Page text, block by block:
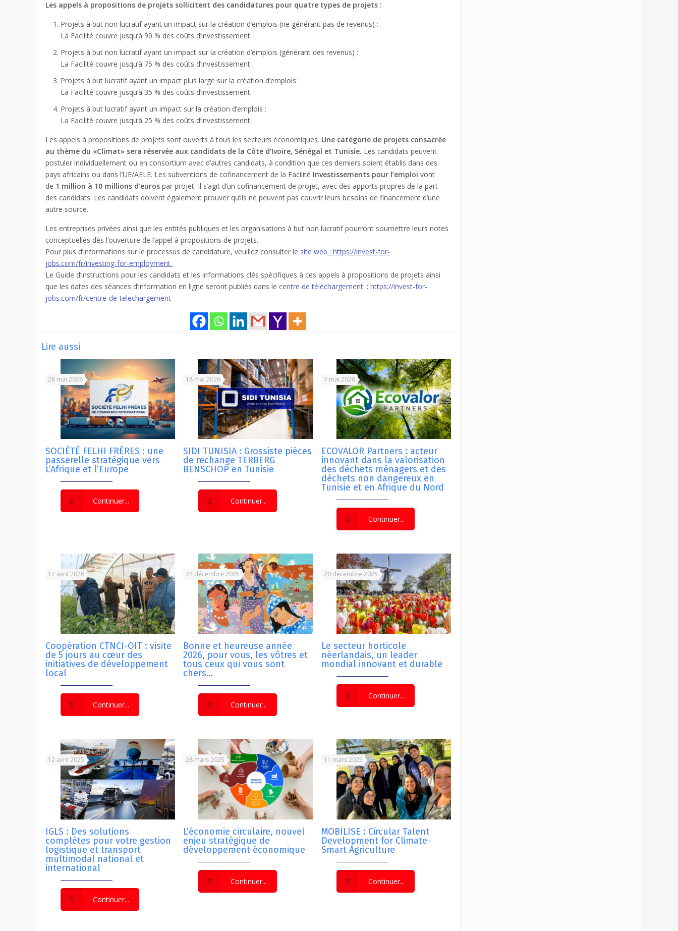
Les appels à propositions de projets sollicitent des candidatures pour quatre types de projets :
Projets à but non lucratif ayant un impact sur la création d’emplois (ne générant pas de revenus) :
La Facilité couvre jusqu’à 90 % des coûts d’investissement.
Projets à but non lucratif ayant un impact sur la création d’emplois (générant des revenus) :
La Facilité couvre jusqu’à 75 % des coûts d’investissement.
Projets à but lucratif ayant un impact plus large sur la création d’emplois :
La Facilité couvre jusqu’à 35 % des coûts d’investissement.
Projets à but lucratif ayant un impact sur la création d’emplois :
La Facilité couvre jusqu’à 25 % des coûts d’investissement.
Les appels à propositions de projets sont ouverts à tous les secteurs économiques. Une catégorie de projets consacrée
au thème du «Climat» sera réservée aux candidats de la Côte d’Ivoire, Sénégal et Tunisie. Les candidats peuvent
postuler individuellement ou en consortium avec d’autres candidats, à condition que ces derniers soient établis dans des
pays africains ou dans l’UE/AELE. Les subventions de cofinancement de la Facilité Investissements pour l’emploi vont
de 1 million à 10 millions d’euros par projet. Il s’agit d’un cofinancement de projet, avec des apports propres de la part
des candidats. Les candidats doivent également prouver qu’ils ne peuvent pas couvrir leurs besoins de financement d’une
autre source.
Les entreprises privées ainsi que les entités publiques et les organisations à but non lucratif pourront soumettre leurs notes
conceptuelles dès l’ouverture de l’appel à propositions de projets.
Pour plus d’informations sur le processus de candidature, veuillez consulter le site web :https://invest-for-
jobs.com/fr/investing-for-employment
Le Guide d’instructions pour les candidats et les informations clés spécifiques à ces appels à propositions de projets ainsi
que les dates des séances d’information en ligne seront publiés dans lecentre de téléchargement. :https://invest-for-
jobs.com/fr/centre-de-telechargement
Lire aussi
28 mai 2026
SOCIÉTÉ FELHI FRÈRES : une
passerelle stratégique vers
L’Afrique et l’Europe
Continuer...
18 mai 2026
SIDI TUNISIA : Grossiste pièces
de rechange TERBERG
BENSCHOP en Tunisie
Continuer...
7 mai 2026
ECOVALOR Partners : acteur
innovant dans la valorisation
des déchets ménagers et des
déchets non dangereux en
Tunisie et en Afrique du Nord
Continuer...
17 avril 2026
Coopération CTNCI-OIT : visite
de 5 jours au cœur des
initiatives de développement
local
Continuer...
24 décembre 2025
Bonne et heureuse année
2026, pour vous, les vôtres et
tous ceux qui vous sont
chers…
Continuer...
20 décembre 2025
Le secteur horticole
néerlandais, un leader
mondial innovant et durable
Continuer...
12 avril 2025
IGLS : Des solutions
complètes pour votre gestion
logistique et transport
multimodal national et
international
Continuer...
28 mars 2025
L’économie circulaire, nouvel
enjeu stratégique de
développement économique
Continuer...
11 mars 2025
MOBILISE : Circular Talent
Development for Climate-
Smart Agriculture
Continuer...